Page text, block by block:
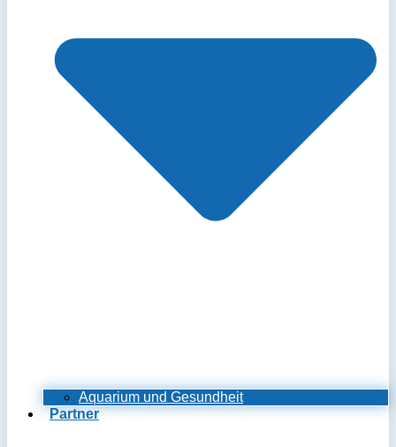
Aquarium und Gesundheit
Partner